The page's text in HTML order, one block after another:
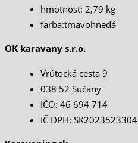
hmotnosť: 2,79 kg
farba:tmavohnedá
OK karavany s.r.o.
Vrútocká cesta 9
038 52 Sučany
IČO: 46 694 714
IČ DPH: SK2023523304